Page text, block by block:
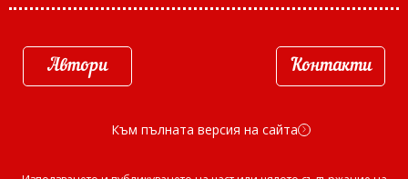
Автори Контакти
Към пълната версия на сайта d